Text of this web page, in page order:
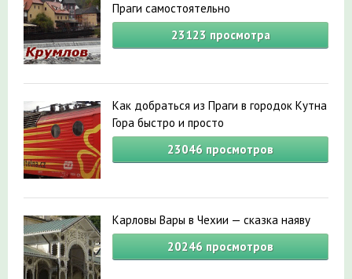
Праги самостоятельно
23123 просмотра
Как добраться из Праги в городок Кутна
Гора быстро и просто
23046 просмотров
Карловы Вары в Чехии — сказка наяву
20246 просмотров